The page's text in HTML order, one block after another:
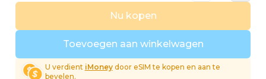
Toevoegen aan winkelwagen
Nu kopen
U verdient iMoneydoor eSIM te kopen en aan te
bevelen.